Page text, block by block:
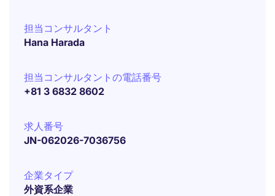
担当コンサルタント
Hana Harada
担当コンサルタントの電話番号
+81 3 6832 8602
求人番号
JN-062026-7036756
企業タイプ
外資系企業